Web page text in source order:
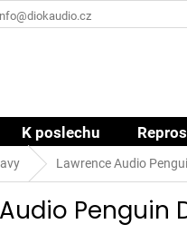
K poslechu
Lawrence Audio
Penguin